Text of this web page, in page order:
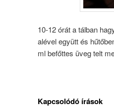
10-12 órát a tálban
alével együtt és
ml befőttes üveg telt
Kapcsolódó írások